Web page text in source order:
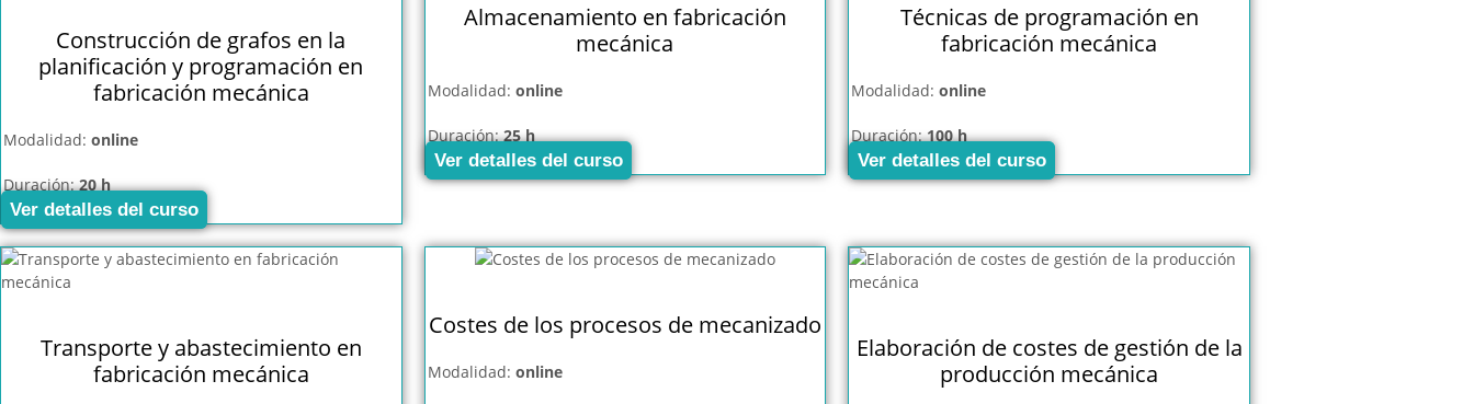
Construcción de grafos en la
planificación y programación en
fabricación mecánica
Modalidad: online
Duración:20 h
Ver detalles del curso
Almacenamiento en fabricación
mecánica
Modalidad: online
Duración:25 h
Ver detalles del curso
Técnicas de programación en
fabricación mecánica
Modalidad:online
Duración:100 h
Ver detalles del curso
Transporte y abastecimiento en
fabricación mecánica
Costes de los procesos de mecanizado
Modalidad: online
Elaboración de costes de gestión de la
producción mecánica